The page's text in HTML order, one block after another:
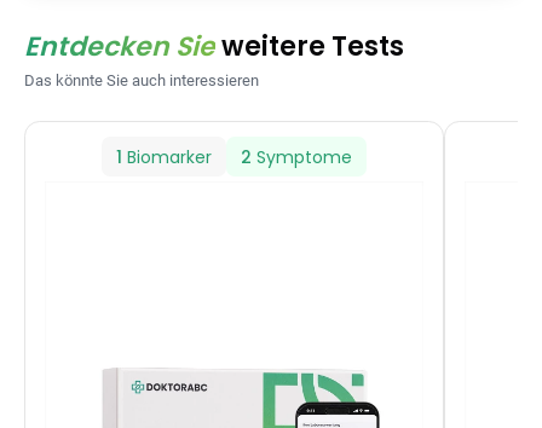
Entdecken Sieweitere Tests
Das könnte Sie auch interessieren
1 Biomarker 2 Symptome